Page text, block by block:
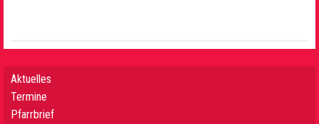
Aktuelles
Termine
Pfarrbrief